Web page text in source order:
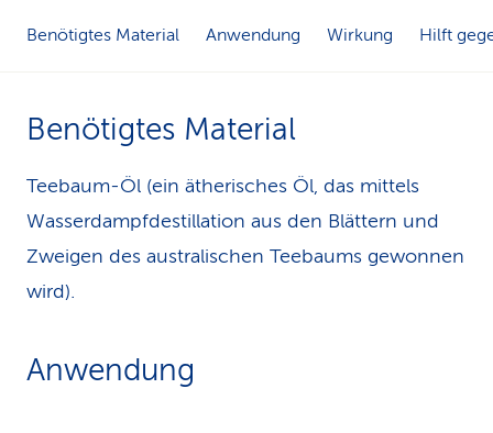
k
s
Benötigtes Material Anwendung Wirkung Hilft
Benötigtes Material
Teebaum-Öl (ein ätherisches Öl, das mittels
Wasserdampfdestillation aus den Blättern und
Zweigen des australischen Teebaums gewonnen
wird).
Anwendung